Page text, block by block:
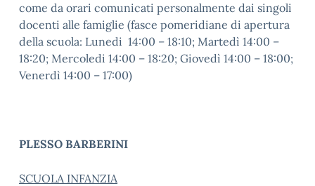
come da orari comunicati personalmente dai singoli
docenti alle famiglie (fasce pomeridiane di apertura
della scuola: Lunedi 14:00 – 18:10; Martedì 14:00 –
18:20; Mercoledi 14:00 – 18:20; Giovedì 14:00 – 18:00;
Venerdì 14:00 – 17:00)
PLESSO BARBERINI
SCUOLA INFANZIA